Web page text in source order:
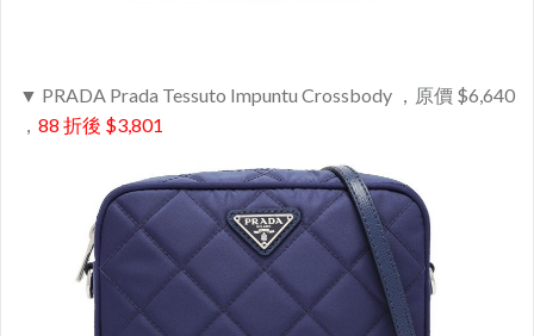
▼ PRADA Prada Tessuto Impuntu Crossbody ，原價 $6,640
88 折後 $3,801